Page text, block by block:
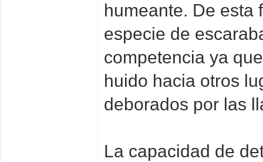
humeante. De esta
especie de
competencia ya
huido hacia otros
deborados por las
La capacidad de